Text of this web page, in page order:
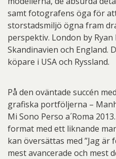
samt fotografens öga för
storstadsmiljö ögna fram
perspektiv. London by
Skandinavien och England.
köpare i USA och Ryssland.
På den oväntade succén
grafiska portföljerna –
Mi Sono Perso a´Roma
format med ett liknande
kan översättas med ”Jag är
mest avancerade och mest